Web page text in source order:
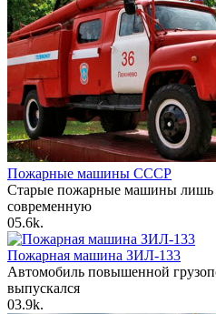
Пожарные машины СССР
Старые пожарные машины лишь
современную
05.6k.
Пожарная машина ЗИЛ-133
Автомобиль повышенной
выпускался
03.9k.